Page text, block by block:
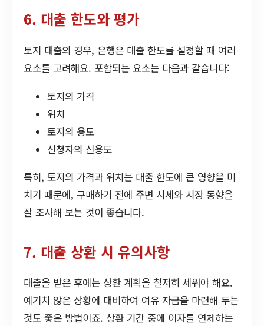
6. 대출 한도와 평가
토지 대출의 경우, 은행은 대출 한도를 설정할 때 여러
요소를 고려해요. 포함되는 요소는 다음과 같습니다:
토지의 가격
위치
토지의 용도
신청자의 신용도
특히, 토지의 가격과 위치는 대출 한도에 큰 영향을 미
치기 때문에, 구매하기 전에 주변 시세와 시장 동향을
잘 조사해 보는 것이 좋습니다.
7. 대출 상환 시 유의사항
대출을 받은 후에는 상환 계획을 철저히 세워야 해요.
예기치 않은 상황에 대비하여 여유 자금을 마련해 두는
것도 좋은 방법이죠. 상환 기간 중에 이자를 연체하는